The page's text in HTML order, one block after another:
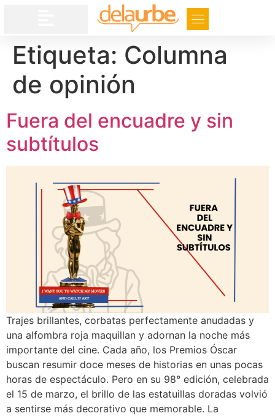
Etiqueta: Columna
de opinión
Fuera del encuadre y sin
subtítulos
Trajes brillantes, corbatas perfectamente anudadas y
una alfombra roja maquillan y adornan la noche más
importante del cine. Cada año, los Premios Óscar
buscan resumir doce meses de historias en unas pocas
horas de espectáculo. Pero en su 98° edición, celebrada
el 15 de marzo, el brillo de las estatuillas doradas volvió
a sentirse más decorativo que memorable. La